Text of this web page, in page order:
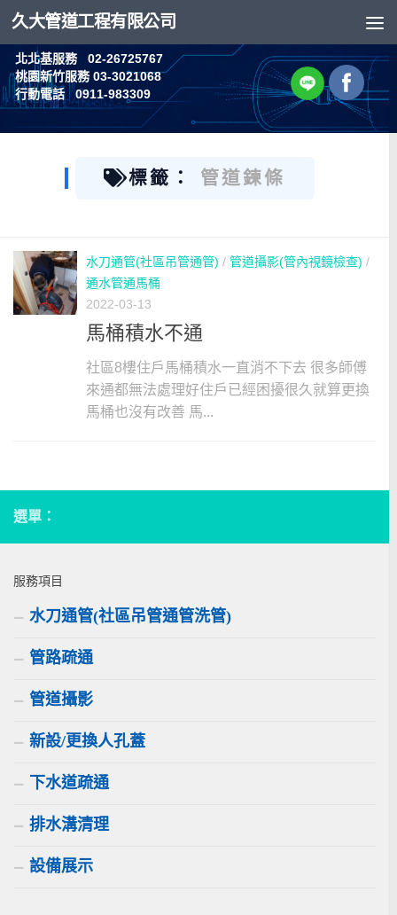
Skip to content
久大管道工程有限公司
北北基服務 02-26725767
桃園新竹服務 03-3021068
行動電話 0911-983309
標籤： 管道鍊條
水刀通管(社區吊管通管) / 管道攝影(管內視鏡檢查) /
通水管通馬桶
2022-03-13
馬桶積水不通
社區8樓住戶馬桶積水一直消不下去 很多師傅
來通都無法處理好住戶已經困擾很久就算更換
馬桶也沒有改善 馬...
選單：
服務項目
水刀通管(社區吊管通管洗管)
管路疏通
管道攝影
新設/更換人孔蓋
下水道疏通
排水溝清理
設備展示